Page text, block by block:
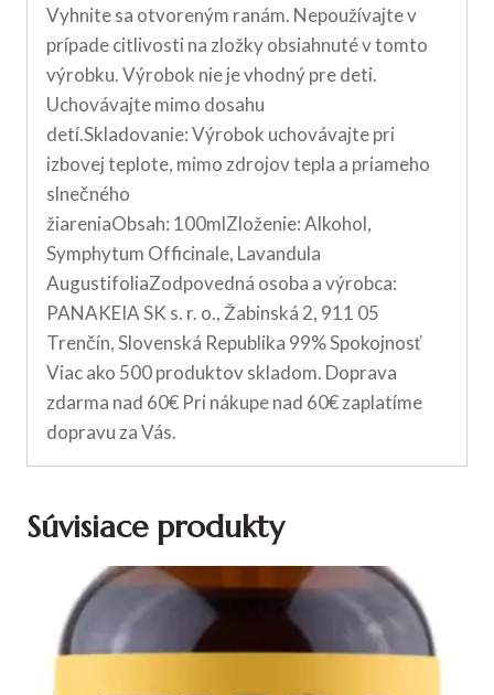
Vyhnite sa otvoreným ranám. Nepoužívajte v
prípade citlivosti na zložky obsiahnuté v tomto
výrobku. Výrobok nie je vhodný pre deti.
Uchovávajte mimo dosahu
detí.Skladovanie: Výrobok uchovávajte pri
izbovej teplote, mimo zdrojov tepla a priameho
slnečného
žiareniaObsah: 100mlZloženie: Alkohol,
Symphytum Officinale, Lavandula
AugustifoliaZodpovedná osoba a výrobca:
PANAKEIA SK s. r. o., Žabinská 2, 911 05
Trenčín, Slovenská Republika 99% Spokojnosť
Viac ako 500 produktov skladom. Doprava
zdarma nad 60€ Pri nákupe nad 60€ zaplatíme
dopravu za Vás.
Súvisiace produkty